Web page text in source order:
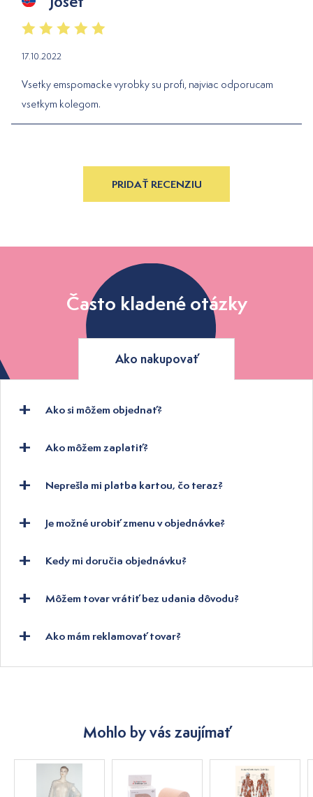
17.10.2022
Vsetky emspomacke vyrobky su profi, najviac odporucam
vsetkym kolegom.
PRIDAŤ RECENZIU
Často kladené otázky
Ako nakupovať
Ako si môžem objednať?
Ako môžem zaplatiť?
Neprešla mi platba kartou, čo teraz?
Je možné urobiť zmenu v objednávke?
Kedy mi doručia objednávku?
Môžem tovar vrátiť bez udania dôvodu?
Ako mám reklamovať tovar?
Mohlo by vás zaujímať